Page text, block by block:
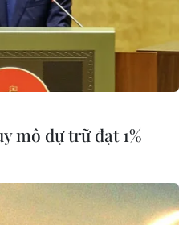
mô dự trữ đạt 1%